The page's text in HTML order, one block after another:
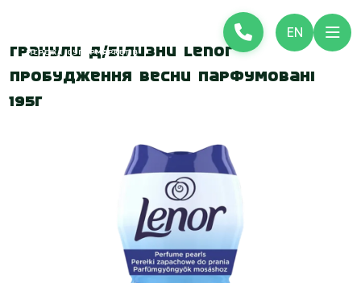
EN
Гранули д/білизни Lenor
Пробудження Весни Парфумовані
195г